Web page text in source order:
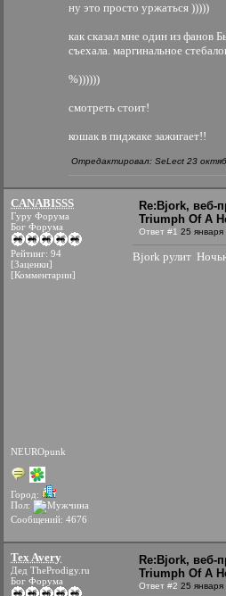
ну это просто уржаться )))))
как сказал мне один из фанов
съехала. маргинальное
%))))))
смотреть стоит!
кошак в пиджаке зажигает!!
Отредактировал: SeLect 23
CANABISSS
Гуру Форума
Бог Форума
Рейтинг: 94
[Заценки]
[Комментарии]
NEUROpunk
Город:
Пол:
Сообщений: 4676
Re:Bjork, веб-
Triumph Of A
Ответ #1 25
Bjork рулит
Tex Avery
Дед TheProdigy.ru
Бог Форума
Re:Bjork, веб-
Triumph Of A
Ответ #2 25